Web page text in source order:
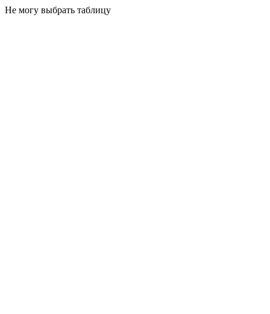
Не могу выбрать таблицу